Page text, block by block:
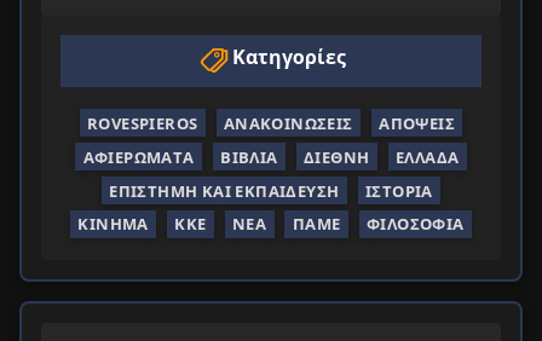
Κατηγορίες
ROVESPIEROS ΑΝΑΚΟΙΝΏΣΕΙΣ
ΑΠΌΨΕΙΣ
ΑΦΙΕΡΏΜΑΤΑ
ΒΙΒΛΊΑ ΔΙΕΘΝΉ
ΕΛΛΆΔΑ
ΕΠΙΣΤΉΜΗ ΚΑΙ ΕΚΠΑΊΔΕΥΣΗ
ΙΣΤΟΡΊΑ
ΚΊΝΗΜΑ
ΚΚΕ ΝΈΑ ΠΑΜΕ ΦΙΛΟΣΟΦΊΑ